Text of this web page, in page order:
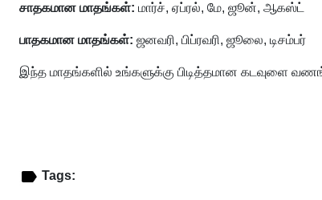
சாதகமான மாதங்கள்: மார்ச், ஏப்ரல், மே, ஜூன், ஆகஸ்ட்
பாதகமான மாதங்கள்: ஜனவரி, பிப்ரவரி, ஜூலை, டிசம்பர்
இந்த மாதங்களில் உங்களுக்கு பிடித்தமான கடவுளை
Tags: